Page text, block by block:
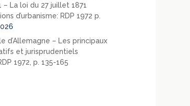
La loi du 27 juillet 1871
d’urbanisme: RDP 1972 p.
d’Allemagne – Les principaux
et jurisprudentiels
1972, p. 135-165